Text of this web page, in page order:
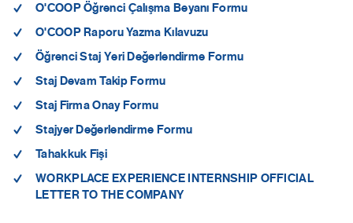
O'COOP Öğrenci Çalışma Beyanı Formu
O'COOP Raporu Yazma Kılavuzu
Öğrenci Staj Yeri Değerlendirme Formu
Staj Devam Takip Formu
Staj Firma Onay Formu
Stajyer Değerlendirme Formu
Tahakkuk Fişi
WORKPLACE EXPERIENCE INTERNSHIP OFFICIAL
LETTER TO THE COMPANY